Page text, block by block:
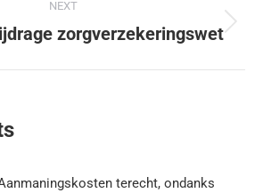
NEXT
zorgverzekeringswet
terecht, ondanks